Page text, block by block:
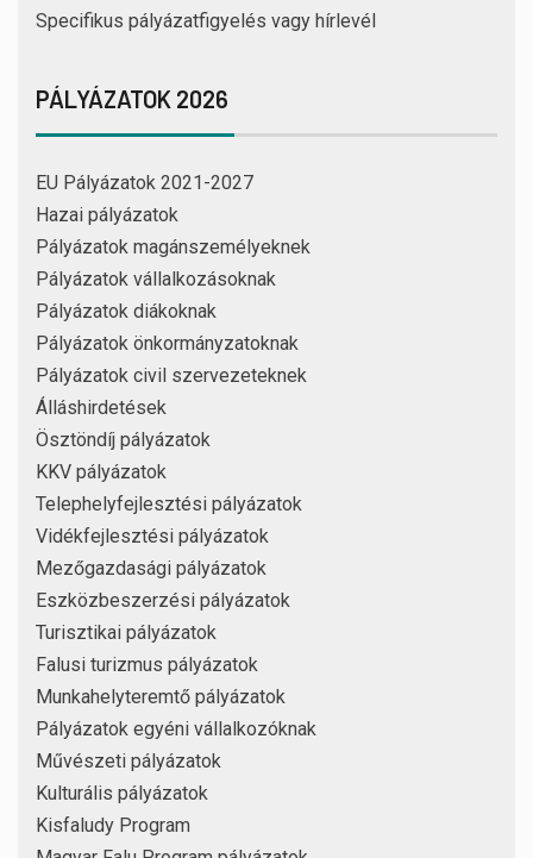
Specifikus pályázatfigyelés vagy hírlevél
PÁLYÁZATOK 2026
EU Pályázatok 2021-2027
Hazai pályázatok
Pályázatok magánszemélyeknek
Pályázatok vállalkozásoknak
Pályázatok diákoknak
Pályázatok önkormányzatoknak
Pályázatok civil szervezeteknek
Álláshirdetések
Ösztöndíj pályázatok
KKV pályázatok
Telephelyfejlesztési pályázatok
Vidékfejlesztési pályázatok
Mezőgazdasági pályázatok
Eszközbeszerzési pályázatok
Turisztikai pályázatok
Falusi turizmus pályázatok
Munkahelyteremtő pályázatok
Pályázatok egyéni vállalkozóknak
Művészeti pályázatok
Kulturális pályázatok
Kisfaludy Program